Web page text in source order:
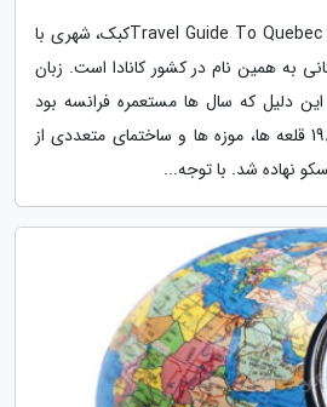
راهنمای مسافرتی به کبک | Travel Guide To Quebecکبک، شهری با
استانی به همین نام در کشور کانادا است. زبان
این دلیل که سال ها مستعمره فرانسه بود
فرانسوی است. در سال 1985 قلعه ها، موزه ها و ساختمای متعددی از
نهاده شد. با توجه...